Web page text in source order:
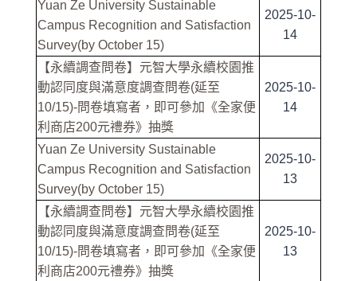
Yuan Ze University Sustainable
Campus Recognition and Satisfaction
Survey(by October 15)
2025-10-
14
【永續調查問卷】元智大學永續校園推
動認同度與滿意度調查問卷(延至
10/15)-問卷填寫者，即可參加《全家便
利商店200元禮券》抽獎
2025-10-
14
Yuan Ze University Sustainable
Campus Recognition and Satisfaction
Survey(by October 15)
2025-10-
13
【永續調查問卷】元智大學永續校園推
動認同度與滿意度調查問卷(延至
10/15)-問卷填寫者，即可參加《全家便
利商店200元禮券》抽獎
2025-10-
13